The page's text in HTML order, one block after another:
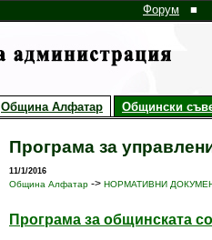
Форум ■
Община Алфатар Общински
Програма за
11/1/2016
Община Алфатар -> НОРМАТИВНИ
Програма за общинската